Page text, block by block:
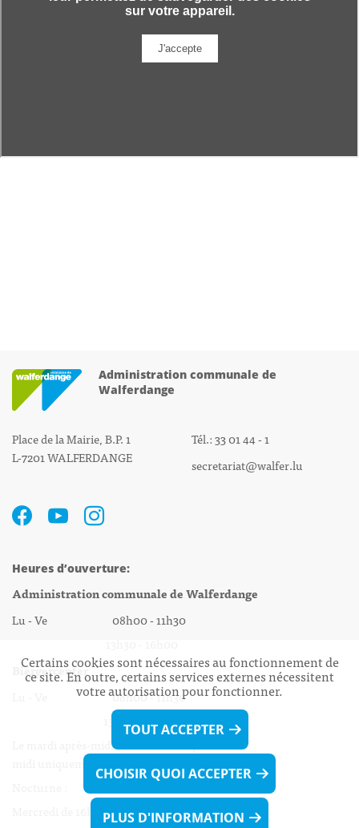
Administration communale de
Walferdange
Place de la Mairie, B.P. 1
L-7201 WALFERDANGE
Tél.: 33 01 44 - 1
secretariat@walfer.lu
Heures d’ouverture:
Administration communale de Walferdange
Lu - Ve 08h00 - 11h30
Biergercenter
Lu - Ve 08h00 - 11h30
13h30 - 16h00
Le mardi après-midi et le vendredi après-
midi uniquement sur Rdv.
Mercredi de 16h00 - 18h45 uniquement sur Rdv
Certains cookies sont nécessaires au fonctionnement de
ce site. En outre, certains services externes nécessitent
votre autorisation pour fonctionner.
TOUT ACCEPTER
CHOISIR QUOI ACCEPTER
PLUS D'INFORMATION